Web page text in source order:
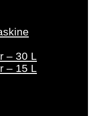
– 30 L
– 15 L